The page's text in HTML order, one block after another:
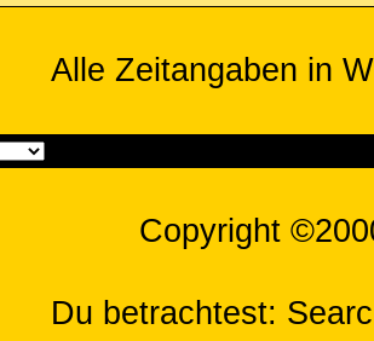
Alle Zeitangaben in
Copyright
Du betrachtest: